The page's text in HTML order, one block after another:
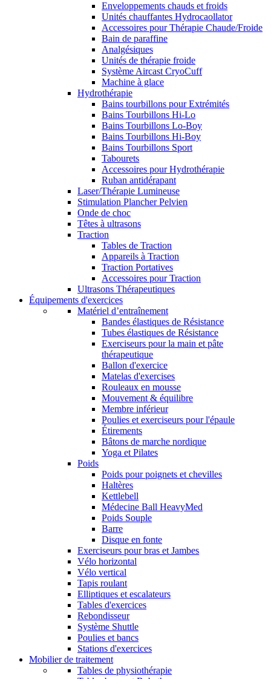
Enveloppements chauds et froids
Unités chauffantes Hydrocaollator
Accessoires pour Thérapie Chaude/Froide
Bain de paraffine
Analgésiques
Unités de thérapie froide
Système Aircast CryoCuff
Machine à glace
Hydrothérapie
Bains tourbillons pour Extrémités
Bains Tourbillons Hi-Lo
Bains Tourbillons Lo-Boy
Bains Tourbillons Hi-Boy
Bains Tourbillons Sport
Tabourets
Accessoires pour Hydrothérapie
Ruban antidérapant
Laser/Thérapie Lumineuse
Stimulation Plancher Pelvien
Onde de choc
Têtes à ultrasons
Traction
Tables de Traction
Appareils à Traction
Traction Portatives
Accessoires pour Traction
Ultrasons Thérapeutiques
Équipements d'exercices
Matériel d’entraînement
Bandes élastiques de Résistance
Tubes élastiques de Résistance
Exerciseurs pour la main et pâte
thérapeutique
Ballon d'exercice
Matelas d'exercises
Rouleaux en mousse
Mouvement & équilibre
Membre inférieur
Poulies et exerciseurs pour l'épaule
Étirements
Bâtons de marche nordique
Yoga et Pilates
Poids
Poids pour poignets et chevilles
Haltères
Kettlebell
Médecine Ball HeavyMed
Poids Souple
Barre
Disque en fonte
Exerciseurs pour bras et Jambes
Vélo horizontal
Vélo vertical
Tapis roulant
Elliptiques et escalateurs
Tables d'exercices
Rebondisseur
Système Shuttle
Poulies et bancs
Stations d'exercices
Mobilier de traitement
Tables de physiothérapie